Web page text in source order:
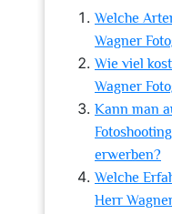
Welche
Wagner
Wie viel
Wagner
Kann man
erwerben?
Welche
Herr